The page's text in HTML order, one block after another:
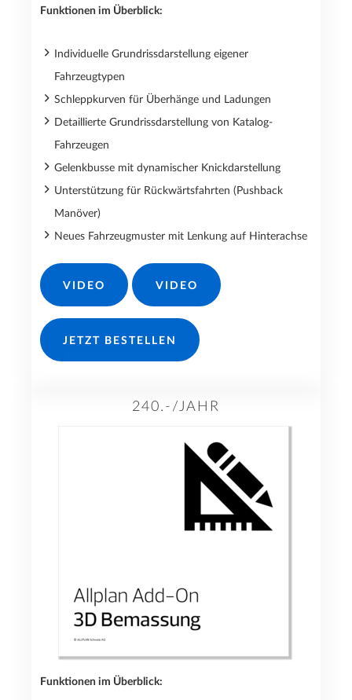
Funktionen im Überblick:
Individuelle Grundrissdarstellung eigener
Fahrzeugtypen
Schleppkurven für Überhänge und Ladungen
Detaillierte Grundrissdarstellung von Katalog-
Fahrzeugen
Gelenkbusse mit dynamischer Knickdarstellung
Unterstützung für Rückwärtsfahrten (Pushback
Manöver)
Neues Fahrzeugmuster mit Lenkung auf Hinterachse
VIDEO VIDEO
JETZT BESTELLEN
240.-/JAHR
Funktionen im Überblick: